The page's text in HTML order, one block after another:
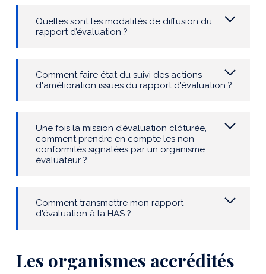
Quelles sont les modalités de diffusion du
rapport d’évaluation ?
Comment faire état du suivi des actions
d'amélioration issues du rapport d'évaluation ?
Une fois la mission d’évaluation clôturée,
comment prendre en compte les non-
conformités signalées par un organisme
évaluateur ?
Comment transmettre mon rapport
d'évaluation à la HAS ?
Les organismes accrédités